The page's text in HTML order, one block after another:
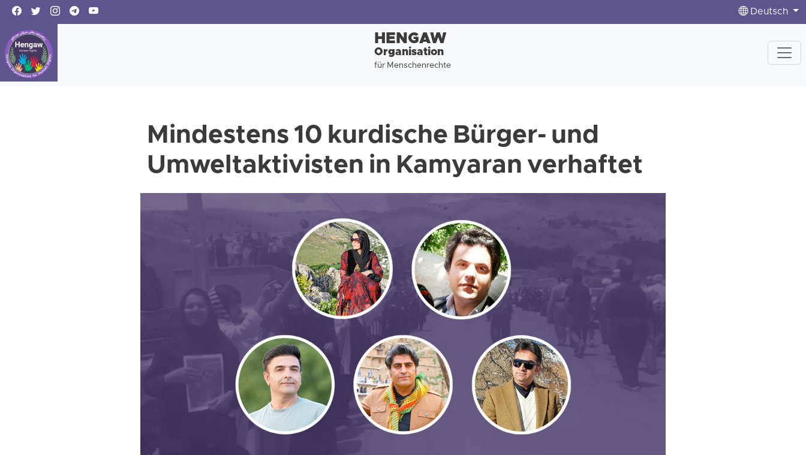
Deutsch
HENGAW
Organisation
für Menschenrechte
Mindestens 10 kurdische Bürger- und
Umweltaktivisten in Kamyaran verhaftet